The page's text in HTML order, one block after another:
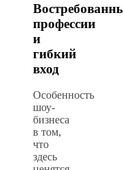
профессии
и
гибкий
вход
Особенность
шоу-
бизнеса
в том,
что
здесь